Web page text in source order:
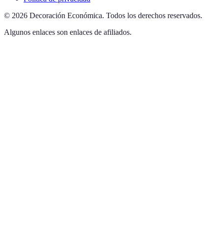
© 2026 Decoración Económica. Todos los derechos reservados.
Algunos enlaces son enlaces de afiliados.